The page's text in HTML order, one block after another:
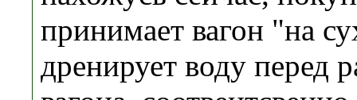
принимает вагон "на
дренирует воду перед